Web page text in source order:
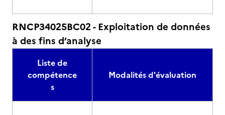
RNCP34025BC02 - Exploitation de données
à des fins d’analyse
Liste de
compétence
s
Modalités d'évaluation